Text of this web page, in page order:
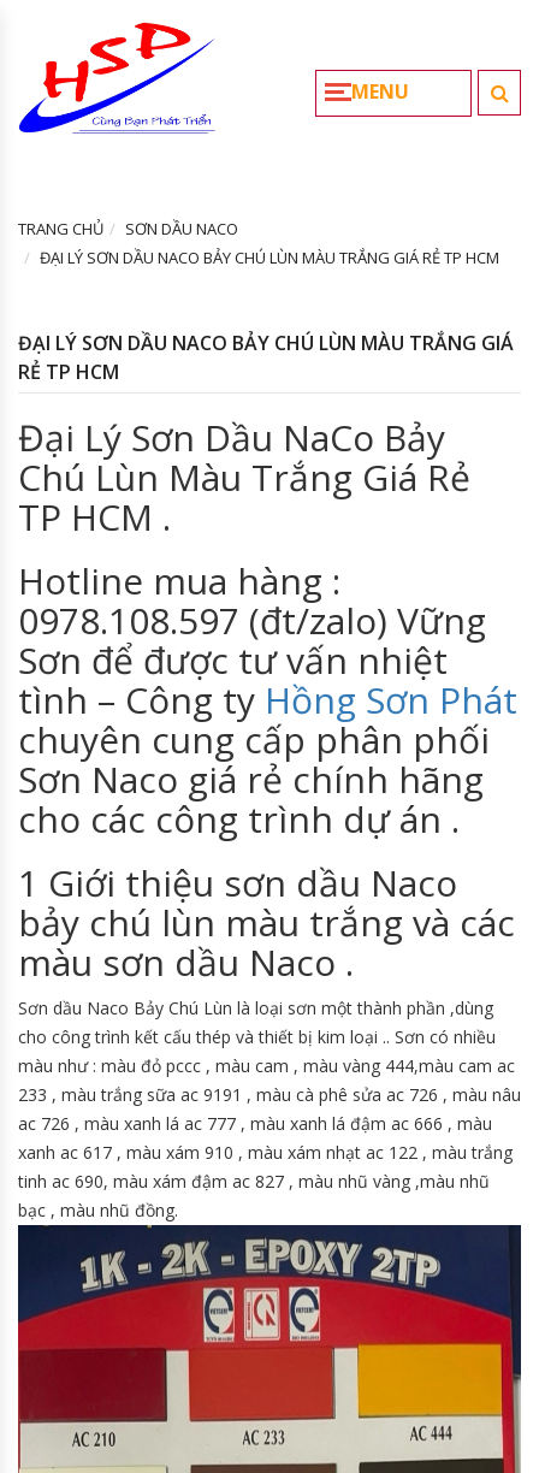
MENU
TRANG CHỦ
SƠN DẦU NACO
ĐẠI LÝ SƠN DẦU NACO BẢY CHÚ LÙN MÀU TRẮNG GIÁ RẺ TP HCM
ĐẠI LÝ SƠN DẦU NACO BẢY CHÚ LÙN MÀU TRẮNG GIÁ
RẺ TP HCM
Đại Lý Sơn Dầu NaCo Bảy
Chú Lùn Màu Trắng Giá Rẻ
TP HCM .
Hotline mua hàng :
0978.108.597 (đt/zalo) Vững
Sơn để được tư vấn nhiệt
tình – Công ty Hồng Sơn Phát
chuyên cung cấp phân phối
Sơn Naco giá rẻ chính hãng
cho các công trình dự án .
1 Giới thiệu sơn dầu Naco
bảy chú lùn màu trắng và các
màu sơn dầu Naco .
Sơn dầu Naco Bảy Chú Lùn là loại sơn một thành phần ,dùng
cho công trình kết cấu thép và thiết bị kim loại .. Sơn có nhiều
màu như : màu đỏ pccc , màu cam , màu vàng 444,màu cam ac
233 , màu trắng sữa ac 9191 , màu cà phê sửa ac 726 , màu nâu
ac 726 , màu xanh lá ac 777 , màu xanh lá đậm ac 666 , màu
xanh ac 617 , màu xám 910 , màu xám nhạt ac 122 , màu trắng
tinh ac 690, màu xám đậm ac 827 , màu nhũ vàng ,màu nhũ
bạc , màu nhũ đồng.